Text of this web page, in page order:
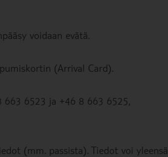
voidaan evätä.
(Arrival Card).
663 6523 ja +46 8 663 6525,
(mm. passista). Tiedot voi yleensä